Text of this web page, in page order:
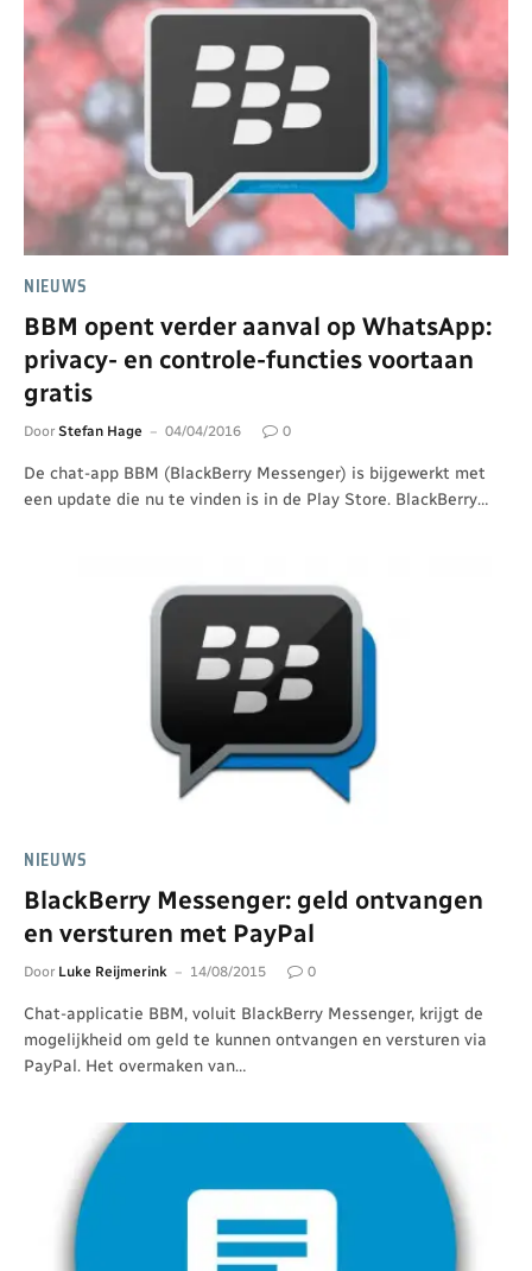
NIEUWS
BBM opent verder aanval op WhatsApp:
privacy- en controle-functies voortaan
gratis
Door Stefan Hage 04/04/2016 0
De chat-app BBM (BlackBerry Messenger) is bijgewerkt met
een update die nu te vinden is in de Play Store. BlackBerry…
NIEUWS
BlackBerry Messenger: geld ontvangen
en versturen met PayPal
Door Luke Reijmerink 14/08/2015 0
Chat-applicatie BBM, voluit BlackBerry Messenger, krijgt de
mogelijkheid om geld te kunnen ontvangen en versturen via
PayPal. Het overmaken van…